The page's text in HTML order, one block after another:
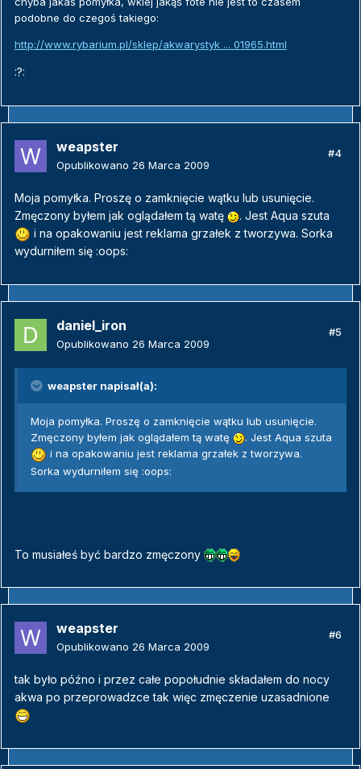
podobne do czegoś takiego:
http://www.rybarium.pl/sklep/akwarystyk ... 01965.html
:?:
weapster
Opublikowano 26 Marca 2009
#4
Moja pomyłka. Proszę o zamknięcie wątku lub usunięcie.
Zmęczony byłem jak oglądałem tą watę
. Jest Aqua szuta
i na opakowaniu jest reklama grzałek z tworzywa. Sorka
wydurniłem się :oops:
daniel_iron
Opublikowano 26 Marca 2009
#5
weapster napisał(a):
Moja pomyłka. Proszę o zamknięcie wątku lub usunięcie.
Zmęczony byłem jak oglądałem tą watę
. Jest Aqua szuta
i na opakowaniu jest reklama grzałek z tworzywa.
Sorka wydurniłem się :oops:
To musiałeś być bardzo zmęczony
weapster
Opublikowano 26 Marca 2009
#6
tak było późno i przez całe popołudnie składałem do nocy
akwa po przeprowadzce tak więc zmęczenie uzasadnione